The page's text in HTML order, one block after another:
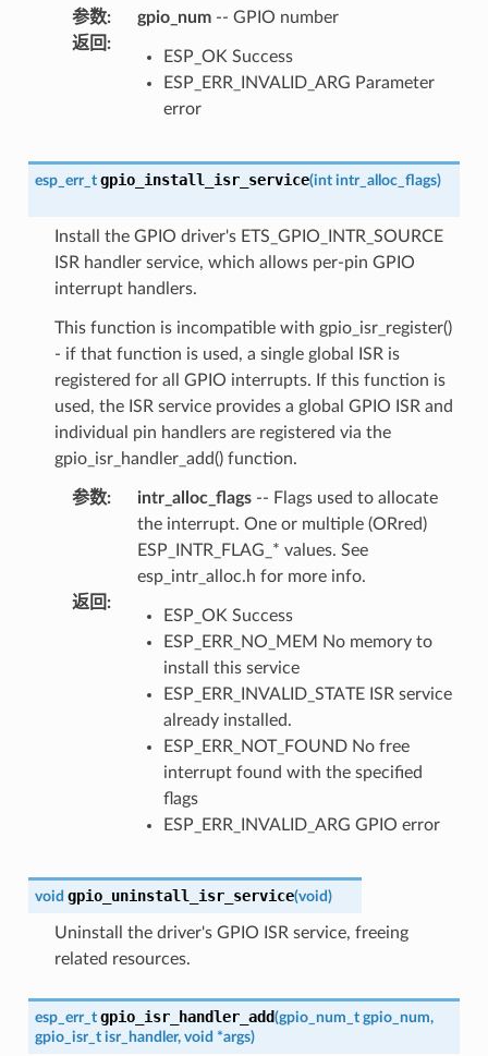
参数: gpio_num-- GPIO number
返回 :
ESP_OK Success
ESP_ERR_INVALID_ARG Parameter
error
esp_err_t gpio_install_isr_service(int intr_alloc_flags)
Install the GPIO driver's ETS_GPIO_INTR_SOURCE
ISR handler service, which allows per-pin GPIO
interrupt handlers.
This function is incompatible with gpio_isr_register()
- if that function is used, a single global ISR is
registered for all GPIO interrupts. If this function is
used, the ISR service provides a global GPIO ISR and
individual pin handlers are registered via the
gpio_isr_handler_add() function.
参数: intr_alloc_flags-- Flags used to allocate
the interrupt. One or multiple (ORred)
ESP_INTR_FLAG_* values. See
esp_intr_alloc.h for more info.
返回 :
ESP_OK Success
ESP_ERR_NO_MEM No memory to
install this service
ESP_ERR_INVALID_STATE ISR service
already installed.
ESP_ERR_NOT_FOUND No free
interrupt found with the specified
flags
ESP_ERR_INVALID_ARG GPIO error
void gpio_uninstall_isr_service(void)
Uninstall the driver's GPIO ISR service, freeing
related resources.
esp_err_t gpio_isr_handler_add(gpio_num_t gpio_num,
gpio_isr_t isr_handler, void *args)